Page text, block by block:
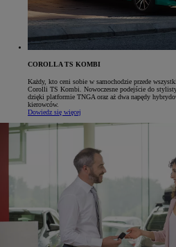
COROLLA TS KOMBI
Każdy, kto ceni sobie w samochodzie przede
Corolli TS Kombi. Nowoczesne podejście do
dzięki platformie TNGA oraz aż dwa napędy
kierowców.
Dowiedz się więcej